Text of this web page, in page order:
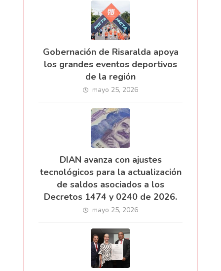
Gobernación de Risaralda apoya
los grandes eventos deportivos
de la región
mayo 25, 2026
DIAN avanza con ajustes
tecnológicos para la actualización
de saldos asociados a los
Decretos 1474 y 0240 de 2026.
mayo 25, 2026